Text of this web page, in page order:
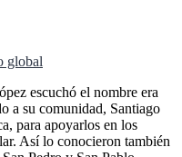
global
escuchó el nombre era
a su comunidad, Santiago
para apoyarlos en los
Así lo conocieron también